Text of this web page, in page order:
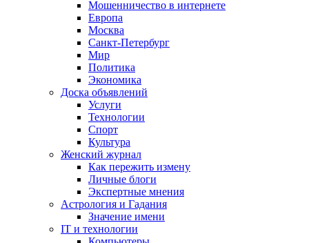
Мошенничество в интернете
Европа
Москва
Санкт-Петербург
Мир
Политика
Экономика
Доска объявлений
Услуги
Технологии
Спорт
Культура
Женский журнал
Как пережить измену
Личные блоги
Экспертные мнения
Астрология и Гадания
Значение имени
IT и технологии